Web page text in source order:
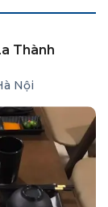
Thành
Nội